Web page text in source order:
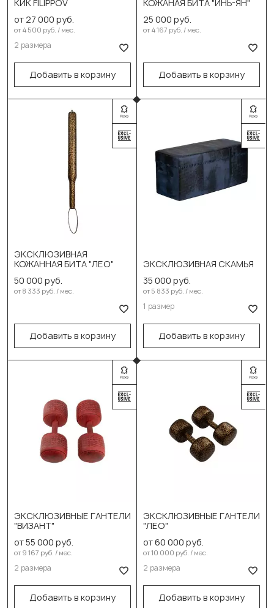
КИК FILIPPOV
от 27 000 руб.
от 4 500 руб. / мес.
2 размера
Добавить в корзину
15 кг (пара)
КОЖАНАЯ БИТА "ИНЬ-ЯН"
25 000 руб.
от 4 167 руб. / мес.
Добавить в корзину
В корзину
ЭКСКЛЮЗИВНАЯ
КОЖАННАЯ БИТА "ЛЕО"
50 000 руб.
от 8 333 руб. / мес.
Добавить в корзину
В корзину
ЭКСКЛЮЗИВНАЯ СКАМЬЯ
35 000 руб.
от 5 833 руб. / мес.
1 размер
Добавить в корзину
Выберите размер:
100см/40см/45см
ЭКСКЛЮЗИВНЫЕ ГАНТЕЛИ
"ВИЗАНТ"
от 55 000 руб.
от 9 167 руб. / мес.
2 размера
Добавить в корзину
Выберите размер:
5 кг (пара)
10 кг (пара)
ЭКСКЛЮЗИВНЫЕ ГАНТЕЛИ
"ЛЕО"
от 60 000 руб.
от 10 000 руб. / мес.
2 размера
Добавить в корзину
Выберите размер:
10 кг (пара)